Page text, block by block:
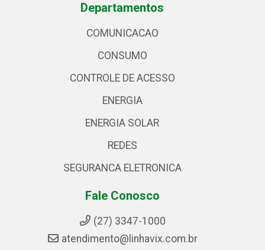
Departamentos
COMUNICACAO
CONSUMO
CONTROLE DE ACESSO
ENERGIA
ENERGIA SOLAR
REDES
SEGURANCA ELETRONICA
Fale Conosco
(27) 3347-1000
atendimento@linhavix.com.br